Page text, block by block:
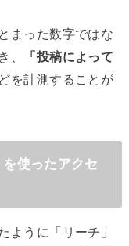
まった数字ではな
、
「投稿によって
を計測することが
使ったアクセ
ように「リーチ」